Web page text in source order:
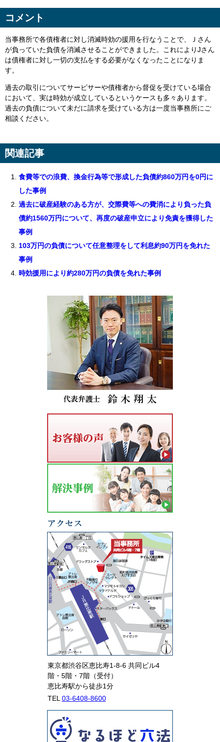
コメント
当事務所で各債権者に対し消滅時効の援用を行なうことで、Ｊさん
が負っていた負債を消滅させることができました。これによりJさん
は債権者に対し一切の支払をする必要がなくなったことになりま
す。
過去の取引についてサービサーや債権者から督促を受けている場合
において、実は時効が成立しているというケースも多々あります。
過去の負債について未だに請求を受けている方は一度当事務所にご
相談ください。
関連記事
食費等での浪費、換金行為等で形成した負債約860万円を0円に
した事例
過去に破産経験のある方が、交際費等への費消により負った負
債約1560万円について、再度の破産申立により免責を獲得した
事例
103万円の負債について任意整理をして利息約90万円を免れた
事例
時効援用により約280万円の負債を免れた事例
東京都渋谷区恵比寿1-8-6 共同ビル4
階・5階・7階（受付）
恵比寿駅から徒歩1分
TEL 03-6408-8600